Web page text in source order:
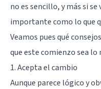
no es sencillo, y más si
importante como lo que
Veamos pues qué
que este comienzo sea
1. Acepta el cambio
Aunque parece lógico y